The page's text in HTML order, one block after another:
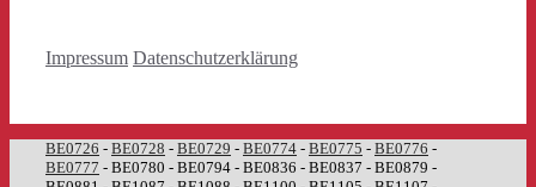
Impressum Datenschutzerklärung
BE0726 - BE0728 - BE0729 - BE0774 - BE0775 - BE0776 -
BE0777 - BE0780 - BE0794 - BE0836 - BE0837 - BE0879 -